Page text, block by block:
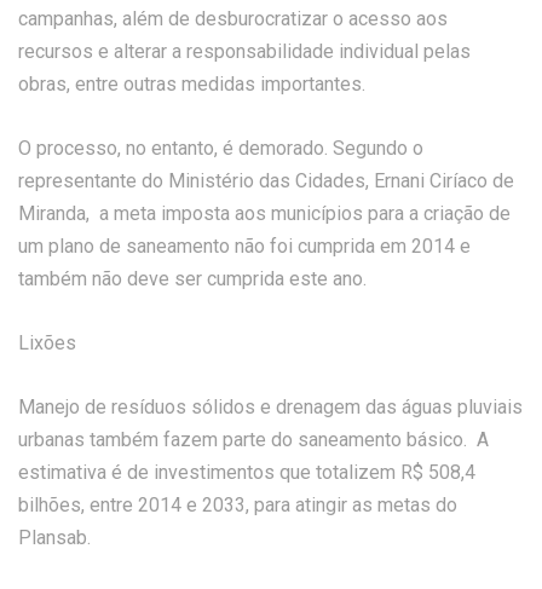
campanhas, além de desburocratizar o acesso aos
recursos e alterar a responsabilidade individual pelas
obras, entre outras medidas importantes.
O processo, no entanto, é demorado. Segundo o
representante do Ministério das Cidades, Ernani Ciríaco de
Miranda, a meta imposta aos municípios para a criação de
um plano de saneamento não foi cumprida em 2014 e
também não deve ser cumprida este ano.
Lixões
Manejo de resíduos sólidos e drenagem das águas pluviais
urbanas também fazem parte do saneamento básico. A
estimativa é de investimentos que totalizem R$ 508,4
bilhões, entre 2014 e 2033, para atingir as metas do
Plansab.